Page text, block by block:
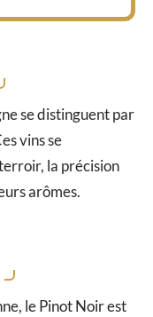
se distinguent par
vins se
la précision
arômes.
le Pinot Noir est